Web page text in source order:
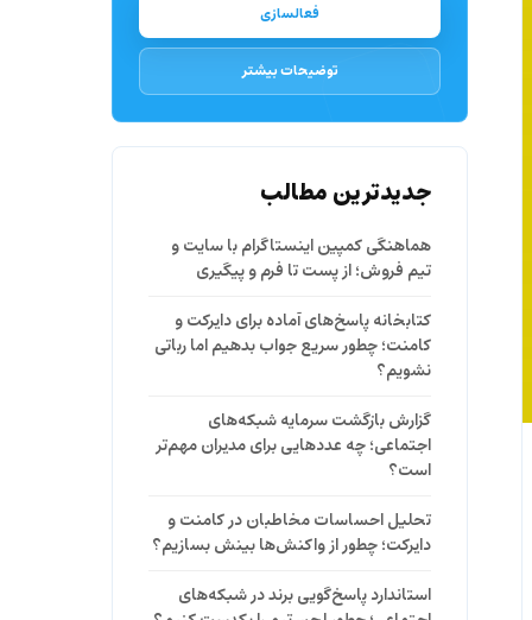
فعالسازی
توضیحات بیشتر
جدیدترین مطالب
هماهنگی کمپین اینستاگرام با سایت و
تیم فروش؛ از پست تا فرم و پیگیری
کتابخانه پاسخ‌های آماده برای دایرکت و
کامنت؛ چطور سریع جواب بدهیم اما رباتی
نشویم؟
گزارش بازگشت سرمایه شبکه‌های
اجتماعی؛ چه عددهایی برای مدیران مهم‌تر
است؟
تحلیل احساسات مخاطبان در کامنت و
دایرکت؛ چطور از واکنش‌ها بینش بسازیم؟
استاندارد پاسخ‌گویی برند در شبکه‌های